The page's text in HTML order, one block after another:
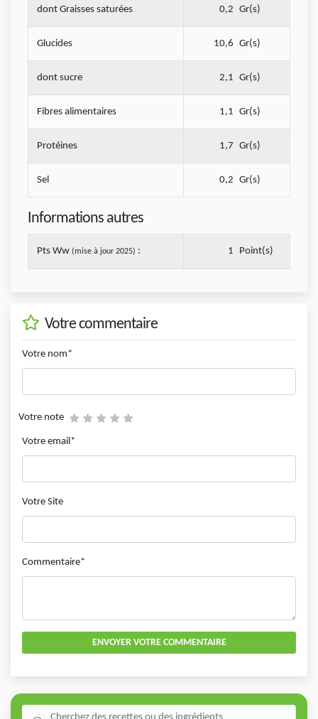
dont Graisses saturées 0,2 Gr(s)
Glucides 10,6 Gr(s)
dont sucre 2,1 Gr(s)
Fibres alimentaires 1,1 Gr(s)
Protéines 1,7 Gr(s)
Sel 0,2 Gr(s)
Informations autres
Pts Ww (mise à jour 2025) : 1 Point(s)
Votre commentaire
Votre nom*
Votre note
Votre email*
Votre Site
Commentaire*
ENVOYER VOTRE COMMENTAIRE